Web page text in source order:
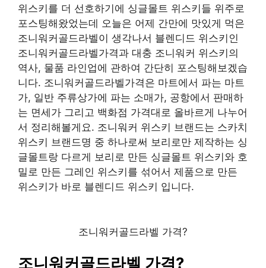
위스키를 더 선호하기에 싱글몰트 위스키들 위주로
포스팅해왔었는데 오늘은 어제 간만에 맛있게 먹은
조니워커골드라벨이 생각나서 블렌디드 위스키인
조니워커골드라벨가격과 대충 조니워커 위스키의
역사, 물품 라인업에 관하여 간단히 포스팅해보겠습
니다. 조니워커골드라벨가격은 마트에서 파는 마트
가, 일반 주류상가에 파는 소매가, 공항에서 판매하
는 면세가 그리고 백화점 가격대로 올바르게 나누어
서 정리해볼게요. 조니워커 위스키 브랜드는 스카치
위스키 브랜드명 중 하나로써 보리로만 제작하는 싱
글몰트랑 다르게 보리로 만든 싱글몰트 위스키와 호
밀로 만든 그레인 위스키를 섞어서 제품으로 만든
위스키가 바로 블렌디드 위스키 입니다.
조니워커골드라벨 가격?
조니워커골드라벨 가격?